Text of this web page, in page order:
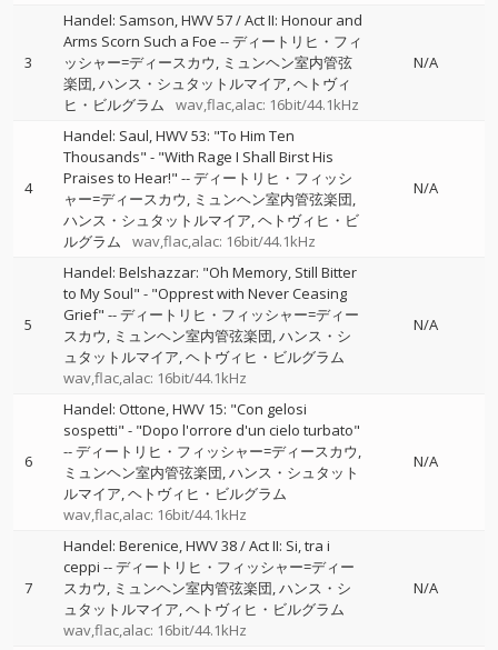
3
Handel: Samson, HWV 57 / Act II: Honour and
Arms Scorn Such a Foe --ディートリヒ・フィ
ッシャー=ディースカウ
ミュンヘン室内管弦
楽団 ハンス・シュタットルマイア ヘトヴィ
ヒ・ビルグラム
wav,flac,alac: 16bit/44.1kHz
N/A
4
Handel: Saul, HWV 53: "To Him Ten
Thousands" - "With Rage I Shall Birst His
Praises to Hear!" --ディートリヒ・フィッシ
ャー=ディースカウ
ミュンヘン室内管弦楽団
ハンス・シュタットルマイア ヘトヴィヒ・ビ
ルグラム
wav,flac,alac: 16bit/44.1kHz
N/A
5
Handel: Belshazzar: "Oh Memory, Still Bitter
to My Soul" - "Opprest with Never Ceasing
Grief" --ディートリヒ・フィッシャー=ディー
スカウ
ミュンヘン室内管弦楽団 ハンス・シ
ュタットルマイア ヘトヴィヒ・ビルグラム
wav,flac,alac: 16bit/44.1kHz
N/A
6
Handel: Ottone, HWV 15: "Con gelosi
sospetti" - "Dopo l'orrore d'un cielo turbato"
--ディートリヒ・フィッシャー=ディースカウ
ミュンヘン室内管弦楽団 ハンス・シュタット
ルマイア ヘトヴィヒ・ビルグラム
wav,flac,alac: 16bit/44.1kHz
N/A
7
Handel: Berenice, HWV 38 / Act II: Si, tra i
ceppi --ディートリヒ・フィッシャー=ディー
スカウ
ミュンヘン室内管弦楽団 ハンス・シ
ュタットルマイア ヘトヴィヒ・ビルグラム
wav,flac,alac: 16bit/44.1kHz
N/A